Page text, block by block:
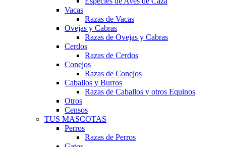
Vacas
Razas de Vacas
Ovejas y Cabras
Razas de Ovejas y Cabras
Cerdos
Razas de Cerdos
Conejos
Razas de Conejos
Caballos y Burros
Razas de Caballos y otros Equinos
Otros
Censos
TUS MASCOTAS
Perros
Razas de Perros